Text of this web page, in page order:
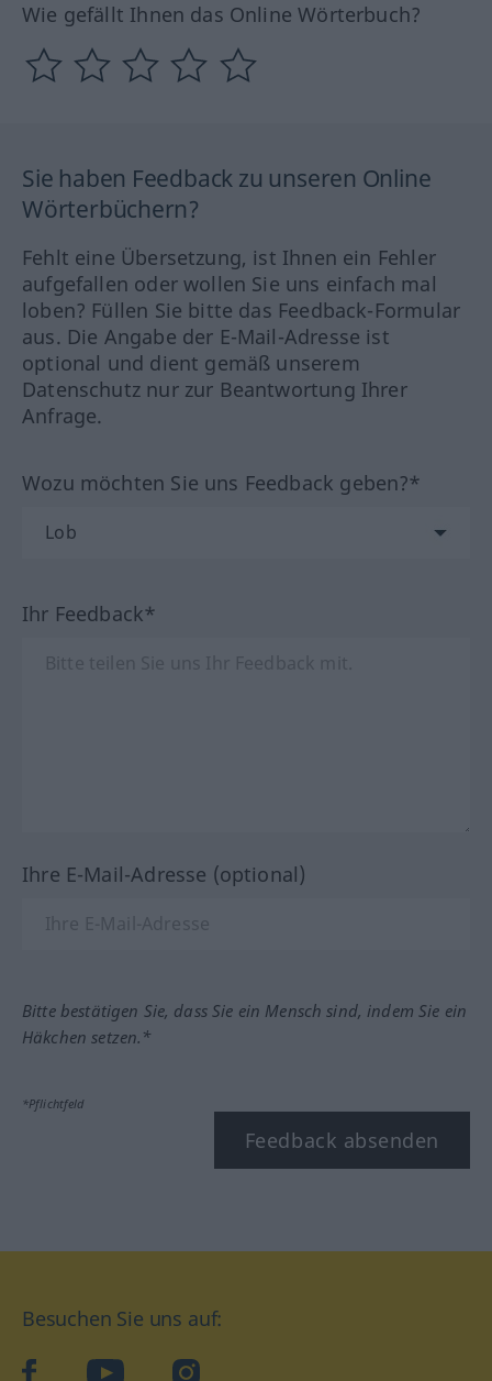
Wie gefällt Ihnen das Online Wörterbuch?
Sie haben Feedback zu unseren Online
Wörterbüchern?
Fehlt eine Übersetzung, ist Ihnen ein Fehler
aufgefallen oder wollen Sie uns einfach mal
loben? Füllen Sie bitte das Feedback-Formular
aus. Die Angabe der E-Mail-Adresse ist
optional und dient gemäß unserem
Datenschutz nur zur Beantwortung Ihrer
Anfrage.
Wozu möchten Sie uns Feedback geben?*
Ihr Feedback*
Ihre E-Mail-Adresse (optional)
Bitte bestätigen Sie, dass Sie ein Mensch sind, indem Sie ein
Häkchen setzen.*
*Pflichtfeld
Feedback absenden
Besuchen Sie uns auf:
facebookYouTube Instagram